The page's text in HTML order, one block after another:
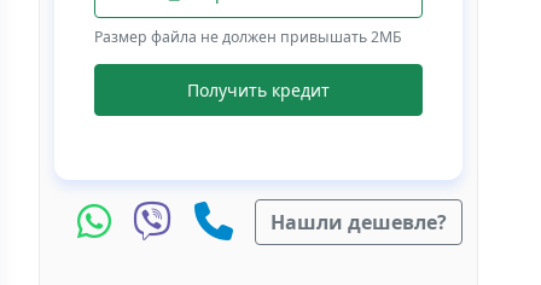
Размер файла не должен привышать 2МБ
Получить кредит
Нашли дешевле?